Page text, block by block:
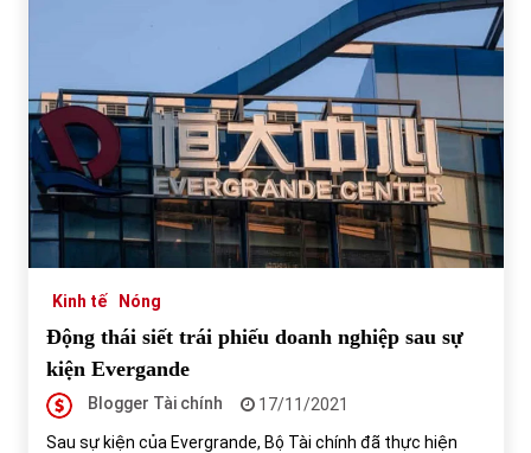
Kinh tế Nóng
Động thái siết trái phiếu doanh nghiệp sau sự
kiện Evergande
Blogger Tài chính
17/11/2021
Sau sự kiện của Evergrande, Bộ Tài chính đã thực hiện